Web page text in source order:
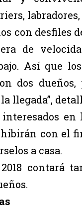
con desfiles
de
Así que
dos
llegada”,
con el
a casa.
2018 contará